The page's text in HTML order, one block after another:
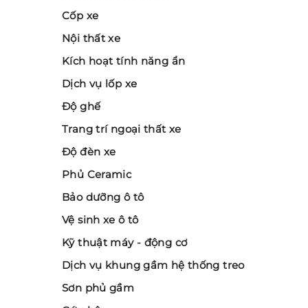
Cốp xe
Nội thất xe
Kích hoạt tính năng ẩn
Dịch vụ lốp xe
Độ ghế
Trang trí ngoại thất xe
Độ đèn xe
Phủ Ceramic
Bảo dưỡng ô tô
Vệ sinh xe ô tô
Kỹ thuật máy - động cơ
Dịch vụ khung gầm hệ thống treo
Sơn phủ gầm